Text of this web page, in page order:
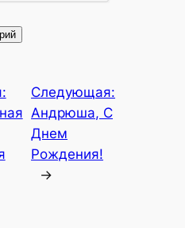
Следующая:
Андрюша, С
Днем
Рождения!
→